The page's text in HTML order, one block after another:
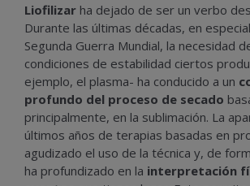
Liofilizar ha dejado de ser un verbo
Durante las últimas décadas, en
Segunda Guerra Mundial, la necesidad
condiciones de estabilidad ciertos
ejemplo, el plasma- ha conducido a un
profundo del proceso de secado
principalmente, en la sublimación. La
últimos años de terapias basadas en
agudizado el uso de la técnica y, de
ha profundizado en la interpretación